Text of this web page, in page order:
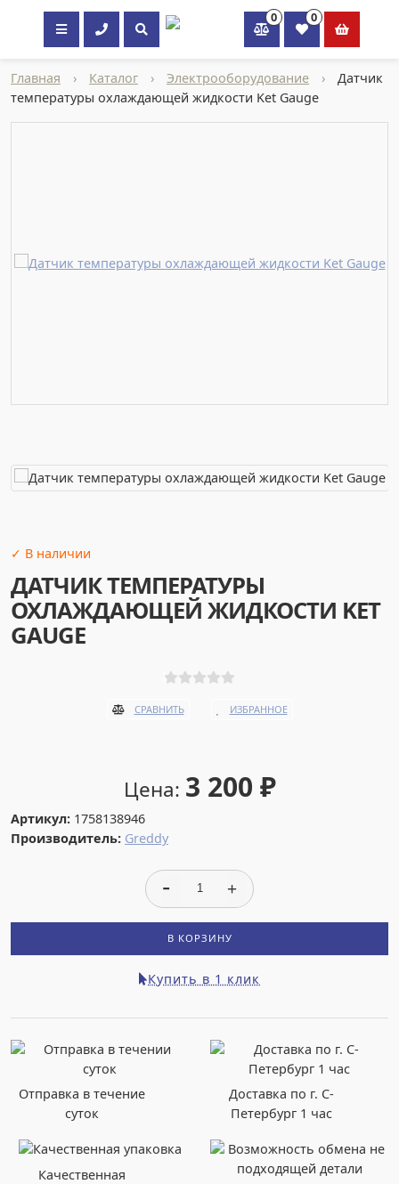
0 0
×
Главная › Каталог › Электрооборудование ›
Датчик
температуры охлаждающей жидкости Ket Gauge
✓ В наличии
ДАТЧИК ТЕМПЕРАТУРЫ
ОХЛАЖДАЮЩЕЙ ЖИДКОСТИ KET
GAUGE
СРАВНИТЬ ИЗБРАННОЕ
Цена: 3 200 ₽
Артикул: 1758138946
Производитель: Greddy
В КОРЗИНУ
Купить в 1 клик
Отправка в течение
суток
Доставка по г. С-
Петербург 1 час
Качественная